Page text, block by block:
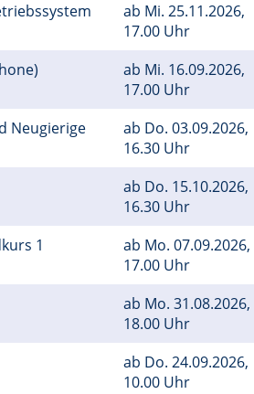
ab Mi. 25.11.2026,
17.00 Uhr
ab Mi. 16.09.2026,
17.00 Uhr
Neugierige ab Do. 03.09.2026,
16.30 Uhr
ab Do. 15.10.2026,
16.30 Uhr
1 ab Mo. 07.09.2026,
17.00 Uhr
ab Mo. 31.08.2026,
18.00 Uhr
ab Do. 24.09.2026,
10.00 Uhr